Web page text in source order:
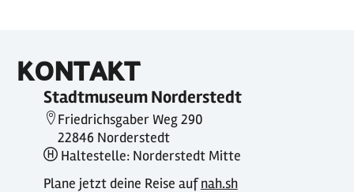
KONTAKT
Stadtmuseum Norderstedt
Friedrichsgaber Weg 290
22846 Norderstedt
Haltestelle: Norderstedt Mitte
Plane jetzt deine Reise aufnah.sh